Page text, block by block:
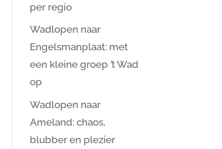
per regio
Wadlopen naar
Engelsmanplaat: met
een kleine groep ’t Wad
op
Wadlopen naar
Ameland: chaos,
blubber en plezier